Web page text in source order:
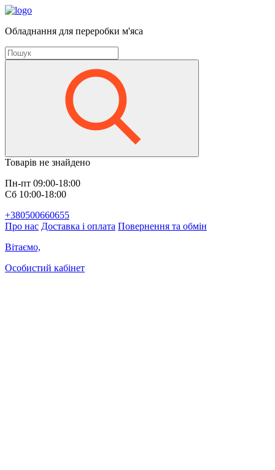
Обладнання для переробки м'яса
Товарів не знайдено
Пн-пт 09:00-18:00
Сб 10:00-18:00
+380500660655
Про нас Доставка і оплата Повернення та обмін
Вітаємо,
Особистий кабінет